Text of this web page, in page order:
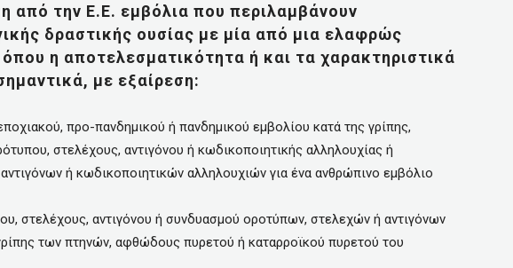
από την Ε.Ε. εμβόλια που περιλαμβάνουν
δραστικής ουσίας με μία από μια ελαφρώς
η αποτελεσματικότητα ή και τα χαρακτηριστικά
με εξαίρεση:
προ-πανδημικού ή πανδημικού εμβολίου κατά της γρίπης,
στελέχους, αντιγόνου ή κωδικοποιητικής αλληλουχίας ή
ή κωδικοποιητικών αλληλουχιών για ένα ανθρώπινο εμβόλιο
στελέχους, αντιγόνου ή συνδυασμού οροτύπων, στελεχών ή αντιγόνων
των πτηνών, αφθώδους πυρετού ή καταρροϊκού πυρετού του